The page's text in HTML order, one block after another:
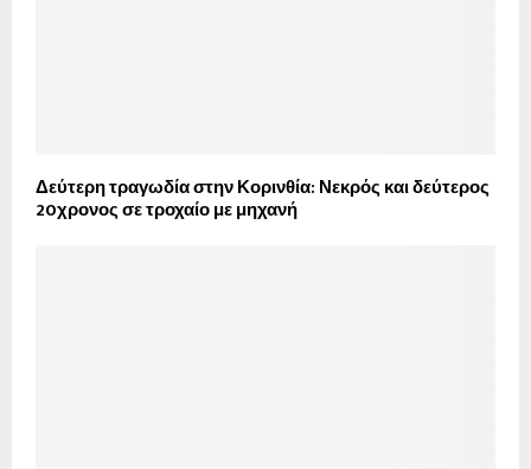
Δεύτερη τραγωδία στην Κορινθία: Νεκρός και δεύτερος
20χρονος σε τροχαίο με μηχανή